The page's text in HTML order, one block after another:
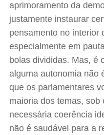
aprimoramento da
justamente instaurar
pensamento no interior
especialmente em
bolas divididas. Mas, é
alguma autonomia não
que os parlamentares
maioria dos temas, sob
necessária coerência
não é saudável para a